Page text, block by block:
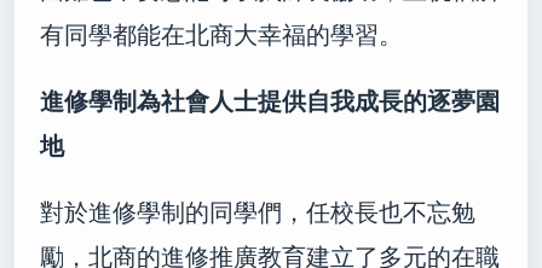
有同學都能在北商大幸福的學習。
進修學制為社會人士提供自我成長的逐夢園
地
對於進修學制的同學們，任校長也不忘勉
勵， 北商的進修推廣教育建立了多元的在職